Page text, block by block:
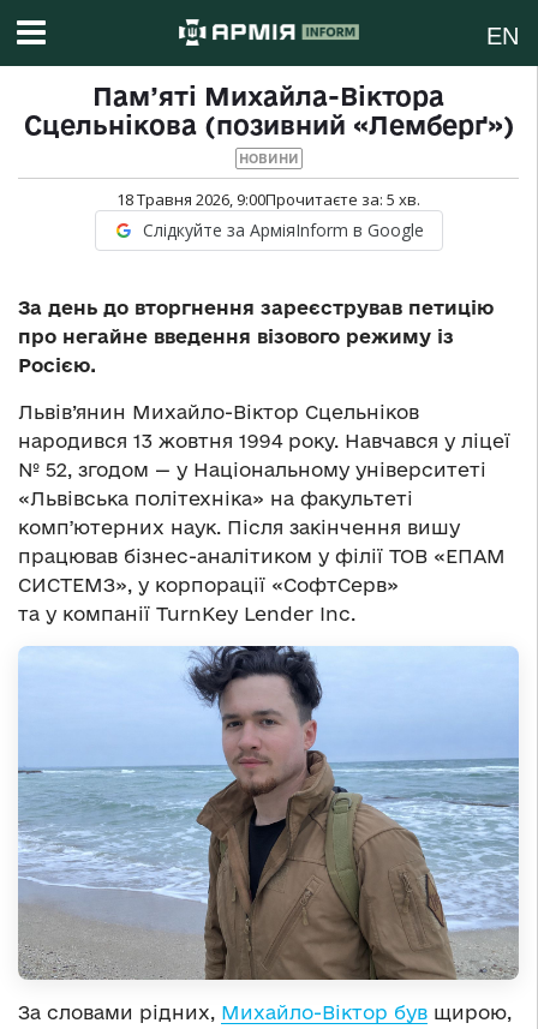
EN
Пам’яті Михайла-Віктора
Сцельнікова (позивний «Лемберґ»)
НОВИНИ
18 Травня 2026, 9:00Прочитаєте за: 5 хв.
Слідкуйте за АрміяInform в Google
За день до вторгнення зареєстрував петицію
про негайне введення візового режиму із
Росією.
Львів’янин Михайло-Віктор Сцельніков
народився 13 жовтня 1994 року. Навчався у ліцеї
№ 52, згодом — у Національному університеті
«Львівська політехніка» на факультеті
компʼютерних наук. Після закінчення вишу
працював бізнес-аналітиком у філії ТОВ «ЕПАМ
СИСТЕМЗ», у корпорації «СофтСерв»
та у компанії TurnKey Lender Inc.
За словами рідних, Михайло-Віктор був щирою,